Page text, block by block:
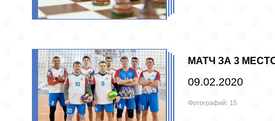
МАТЧ ЗА 3
09.02.2020
Фотографий: 15